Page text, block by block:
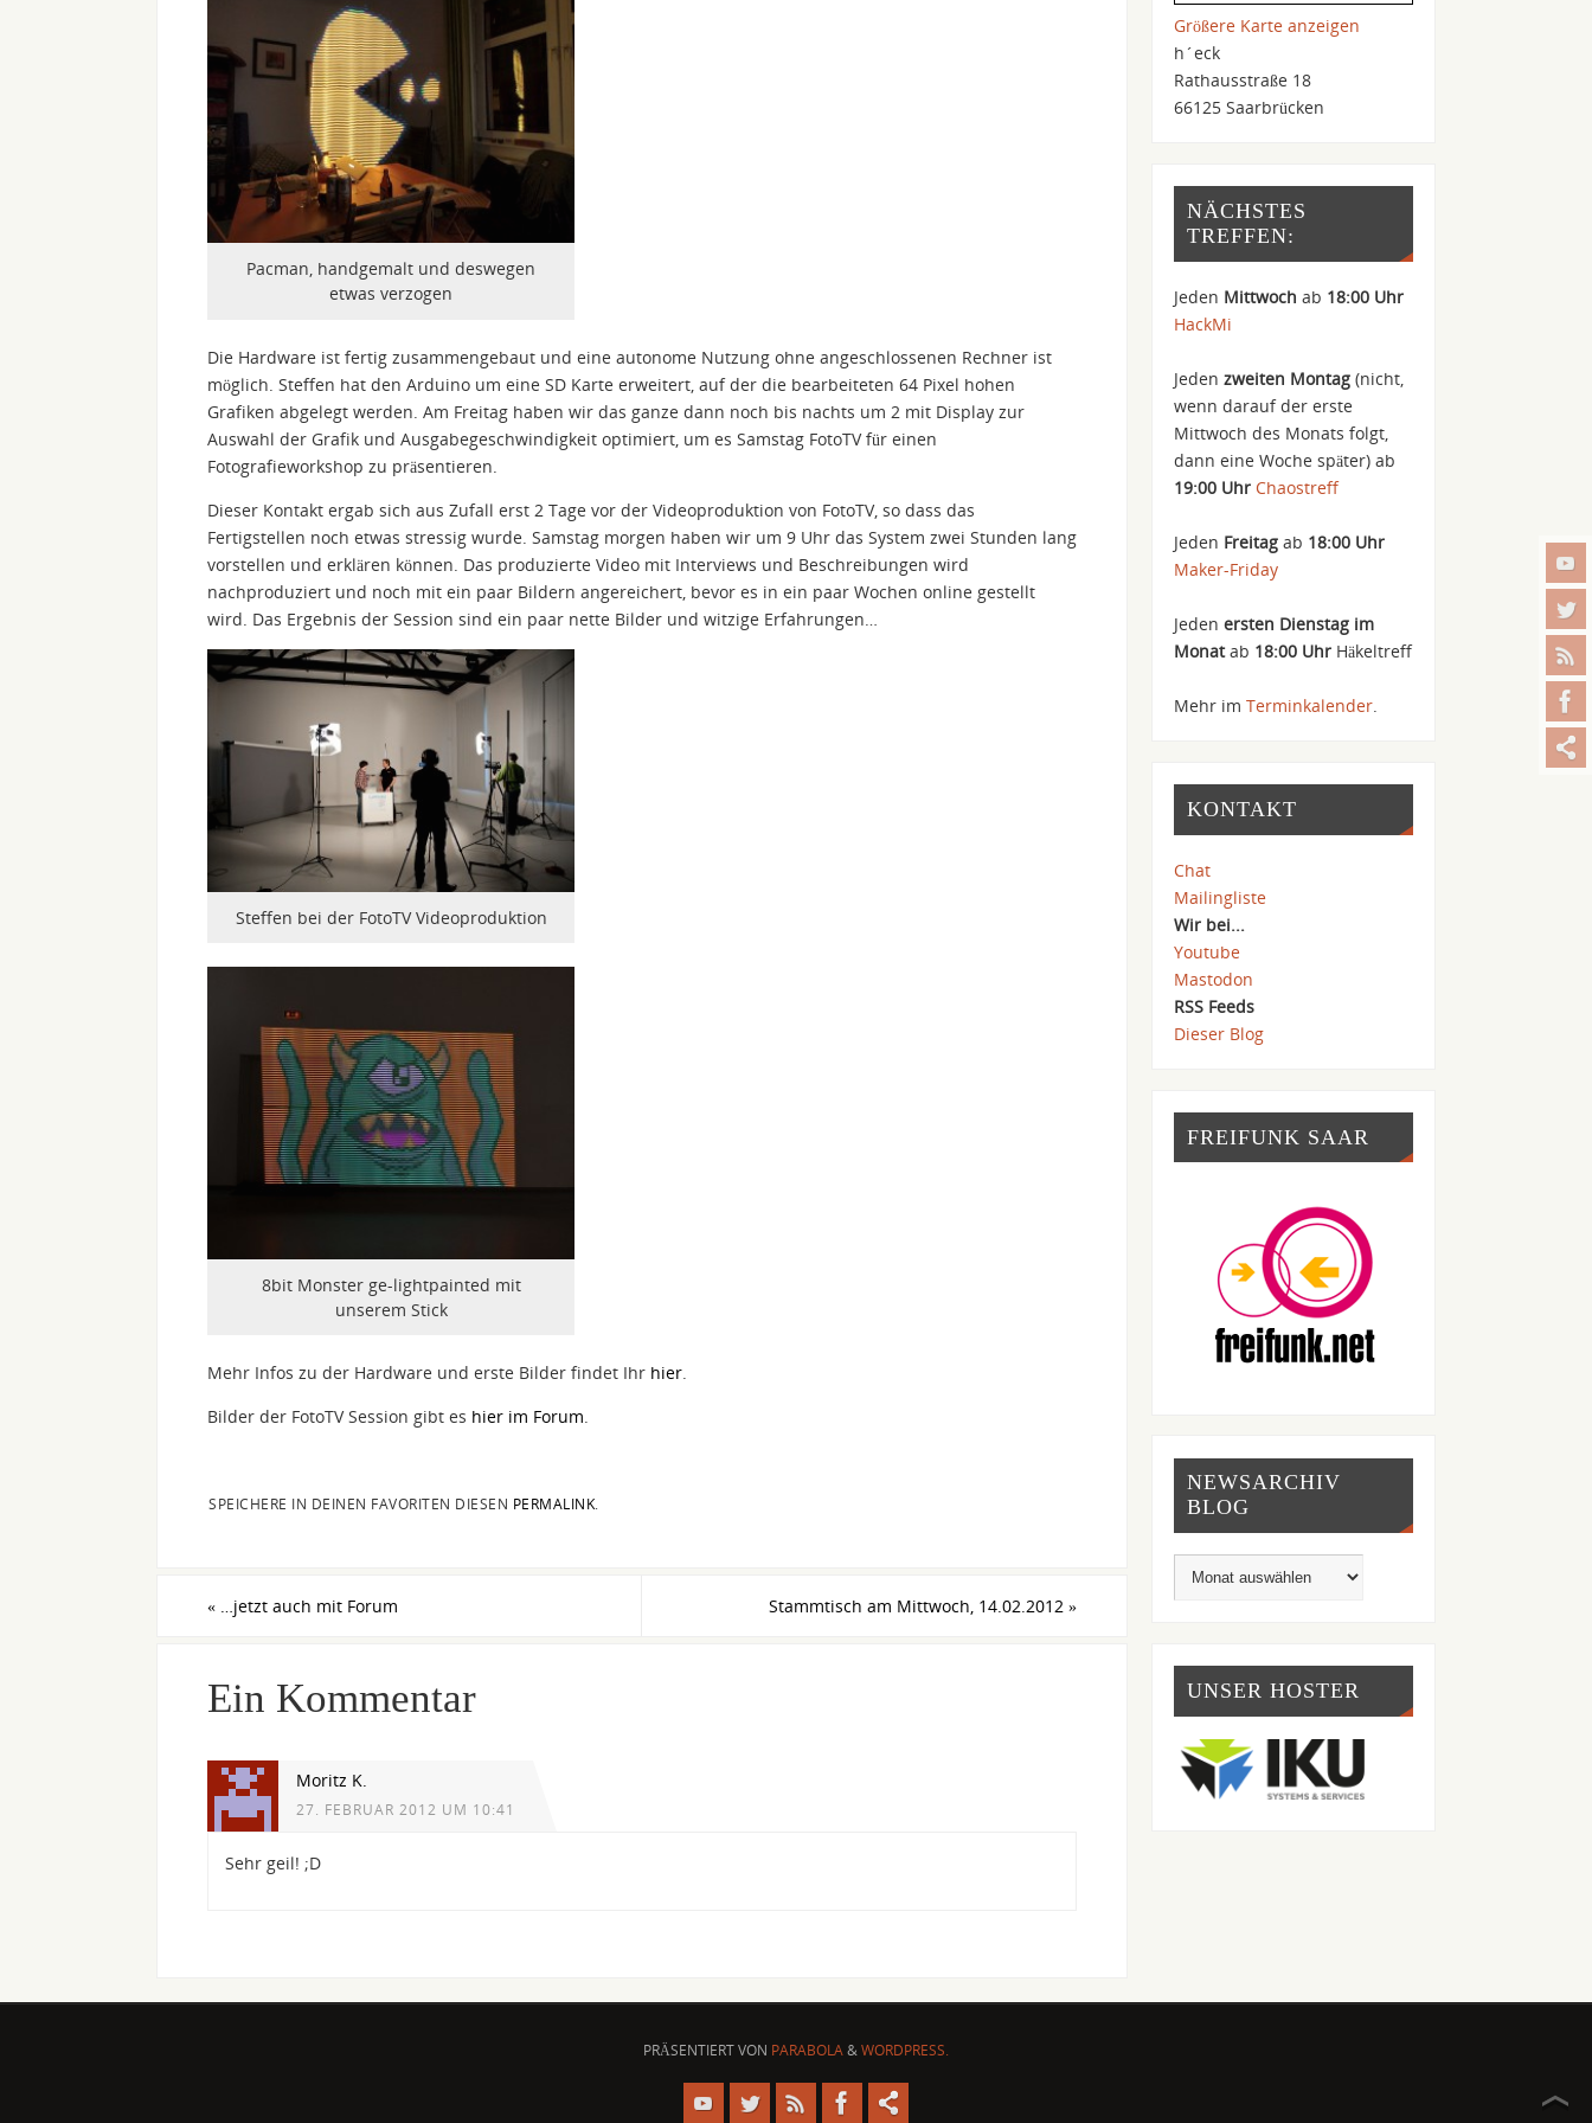
Pacman, handgemalt und deswegen
etwas verzogen
Die Hardware ist fertig zusammengebaut und eine autonome Nutzung ohne angeschlossenen Rechner ist
möglich. Steffen hat den Arduino um eine SD Karte erweitert, auf der die bearbeiteten 64 Pixel hohen
Grafiken abgelegt werden. Am Freitag haben wir das ganze dann noch bis nachts um 2 mit Display zur
Auswahl der Grafik und Ausgabegeschwindigkeit optimiert, um es Samstag FotoTV für einen
Fotografieworkshop zu präsentieren.
Dieser Kontakt ergab sich aus Zufall erst 2 Tage vor der Videoproduktion von FotoTV, so dass das
Fertigstellen noch etwas stressig wurde. Samstag morgen haben wir um 9 Uhr das System zwei Stunden lang
vorstellen und erklären können. Das produzierte Video mit Interviews und Beschreibungen wird
nachproduziert und noch mit ein paar Bildern angereichert, bevor es in ein paar Wochen online gestellt
wird. Das Ergebnis der Session sind ein paar nette Bilder und witzige Erfahrungen…
Steffen bei der FotoTV Videoproduktion
8bit Monster ge-lightpainted mit
unserem Stick
Mehr Infos zu der Hardware und erste Bilder findet Ihr hier.
Bilder der FotoTV Session gibt es hier im Forum.
SPEICHERE IN DEINEN FAVORITEN DIESEN PERMALINK.
« …jetzt auch mit Forum Stammtisch am Mittwoch, 14.02.2012 »
Ein Kommentar
Moritz K.
27. FEBRUAR 2012 UM 10:41
Sehr geil! ;D
Größere Karte anzeigen
h´eck
Rathausstraße 18
66125 Saarbrücken
NÄCHSTES
TREFFEN:
Jeden Mittwoch ab 18:00 Uhr
HackMi
Jedenzweiten Montag (nicht,
wenn darauf der erste
Mittwoch des Monats folgt,
dann eine Woche später) ab
19:00 Uhr Chaostreff
Jeden Freitag ab 18:00 Uhr
Maker-Friday
Jedenersten Dienstag im
Monatab 18:00 Uhr Häkeltreff
Mehr imTerminkalender.
KONTAKT
Chat
Mailingliste
Wir bei...
Youtube
Mastodon
RSS Feeds
Dieser Blog
FREIFUNK SAAR
NEWSARCHIV
BLOG
UNSER HOSTER
PRÄSENTIERT VON PARABOLA&WORDPRESS.